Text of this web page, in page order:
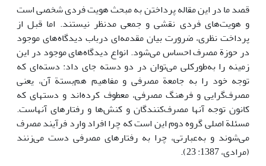
قصد ما در این مقاله پرداختن به مبحث هویت فردی شخصی است
و هویت‌های فردی نقشی و جمعی مدنظر نیستند. اما قبل از
پرداخت نظری، ضرورت بیان مقدمه‌ای درباب دیدگاه‌های موجود
در حوزة مصرف احساس می‌شود. انواع دیدگاه‌های موجود در این
زمینه را به‌طورکلی می‌توان در دو دسته جای داد: دسته‌ای که
توجه خود را به جامعة مصرفی و مفاهیم هم‌بستة آن، یعنی
مصرف‌گرایی و فرهنگ مصرفی، معطوف کرده‌اند و دسته­ای که
کانون توجه آنها مصرف‌کنندگان و کنش‌ها و رفتارهای آنهاست.
مسئلة اصلی گروه دوم این است که چرا افراد وارد فرآیند مصرف
می‌شوند و به‌عبارتی، چرا به رفتارهای مصرفی دست می‌زنند
(مرادی، 1387: 23).